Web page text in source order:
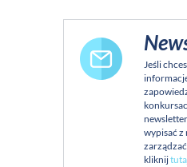
Jeśli
wypisać z
kliknij